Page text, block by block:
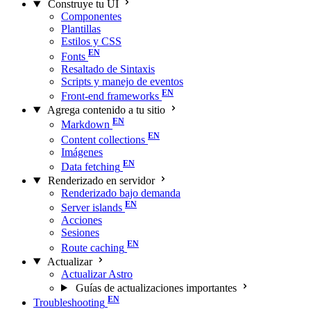
Construye tu UI
Componentes
Plantillas
Estilos y CSS
Fonts
Resaltado de Sintaxis
Scripts y manejo de eventos
Front-end frameworks
Agrega contenido a tu sitio
Markdown
Content collections
Imágenes
Data fetching
Renderizado en servidor
Renderizado bajo demanda
Server islands
Acciones
Sesiones
Route caching
Actualizar
Actualizar Astro
Guías de actualizaciones importantes
Troubleshooting